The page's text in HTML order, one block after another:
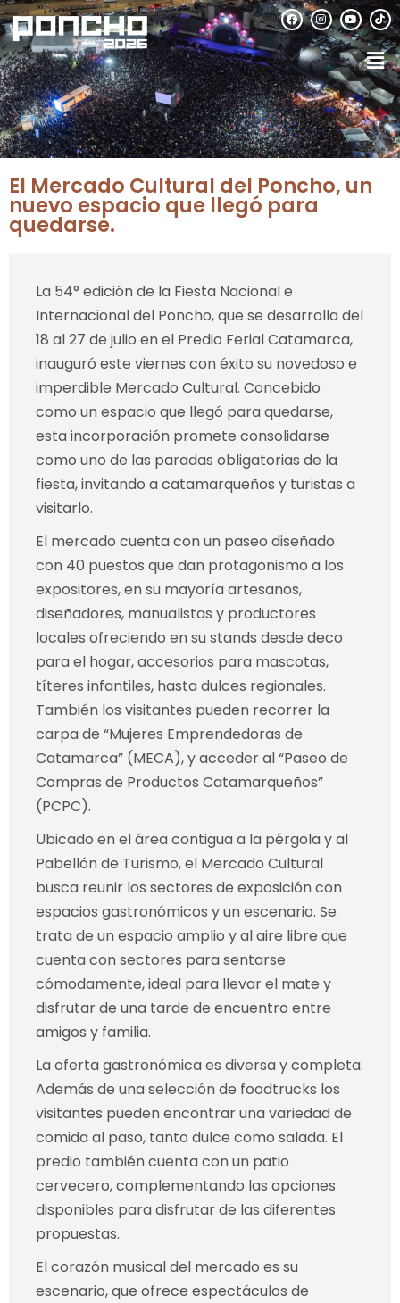
El Mercado Cultural del Poncho, un
nuevo espacio que llegó para
quedarse.
La 54° edición de la Fiesta Nacional e
Internacional del Poncho, que se desarrolla del
18 al 27 de julio en el Predio Ferial Catamarca,
inauguró este viernes con éxito su novedoso e
imperdible Mercado Cultural. Concebido
como un espacio que llegó para quedarse,
esta incorporación promete consolidarse
como uno de las paradas obligatorias de la
fiesta, invitando a catamarqueños y turistas a
visitarlo.
El mercado cuenta con un paseo diseñado
con 40 puestos que dan protagonismo a los
expositores, en su mayoría artesanos,
diseñadores, manualistas y productores
locales ofreciendo en su stands desde deco
para el hogar, accesorios para mascotas,
títeres infantiles, hasta dulces regionales.
También los visitantes pueden recorrer la
carpa de “Mujeres Emprendedoras de
Catamarca” (MECA), y acceder al “Paseo de
Compras de Productos Catamarqueños”
(PCPC).
Ubicado en el área contigua a la pérgola y al
Pabellón de Turismo, el Mercado Cultural
busca reunir los sectores de exposición con
espacios gastronómicos y un escenario. Se
trata de un espacio amplio y al aire libre que
cuenta con sectores para sentarse
cómodamente, ideal para llevar el mate y
disfrutar de una tarde de encuentro entre
amigos y familia.
La oferta gastronómica es diversa y completa.
Además de una selección de foodtrucks los
visitantes pueden encontrar una variedad de
comida al paso, tanto dulce como salada. El
predio también cuenta con un patio
cervecero, complementando las opciones
disponibles para disfrutar de las diferentes
propuestas.
El corazón musical del mercado es su
escenario, que ofrece espectáculos de